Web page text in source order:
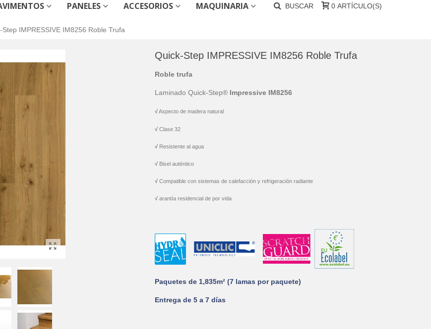
PANELES ACCESORIOS MAQUINARIA BUSCAR 0 ARTÍCULO(S)
Step IMPRESSIVE IM8256 Roble Trufa
Quick-Step IMPRESSIVE IM8256 Roble Trufa
Roble trufa
Laminado Quick-Step® Impressive IM8256
√Aspecto de madera natural
√Clase 32
√Resistente al agua
√Bisel auténtico
√Compatible con sistemas de calefacción y refrigeración radiante
√arantía residencial de por vida
Paquetes de 1,835m² (7 lamas por paquete)
Entrega de 5 a 7 días